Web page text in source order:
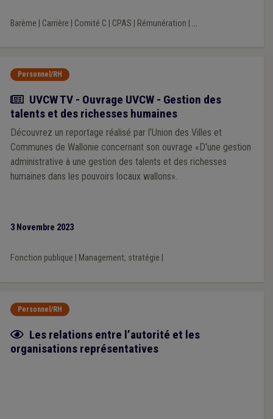
Barème Carrière Comité C CPAS Rémunération ...
Personnel/RH
Actualité
UVCW TV - Ouvrage UVCW - Gestion des
talents et des richesses humaines
Découvrez un reportage réalisé par l'Union des Villes et
Communes de Wallonie concernant son ouvrage «D'une gestion
administrative à une gestion des talents et des richesses
humaines dans les pouvoirs locaux wallons».
3 Novembre 2023
Fonction publique Management, stratégie
Personnel/RH
Fiche focus
Les relations entre l’autorité et les
organisations représentatives